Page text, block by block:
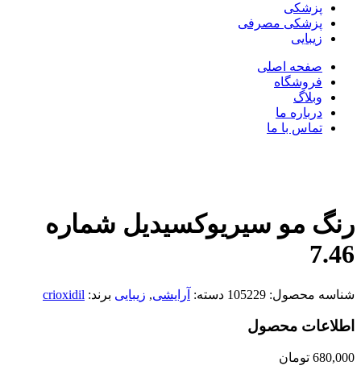
پزشکی
پزشکی مصرفی
زیبایی
صفحه اصلی
فروشگاه
وبلاگ
درباره ما
تماس با ما
رنگ مو سیریوکسیدیل شماره
7.46
شناسه محصول: 105229 دسته: آرایشی, زیبایی برند: crioxidil
اطلاعات محصول
680,000 تومان